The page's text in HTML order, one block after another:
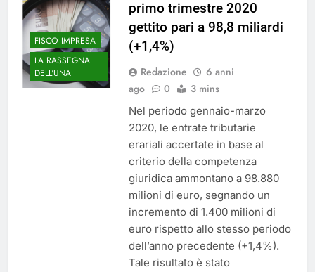
FISCO IMPRESA
LA RASSEGNA
DELL'UNA
primo trimestre 2020
gettito pari a 98,8 miliardi
(+1,4%)
Redazione
6 anni
ago
0 3 mins
Nel periodo gennaio-marzo
2020, le entrate tributarie
erariali accertate in base al
criterio della competenza
giuridica ammontano a 98.880
milioni di euro, segnando un
incremento di 1.400 milioni di
euro rispetto allo stesso periodo
dell’anno precedente (+1,4%).
Tale risultato è stato